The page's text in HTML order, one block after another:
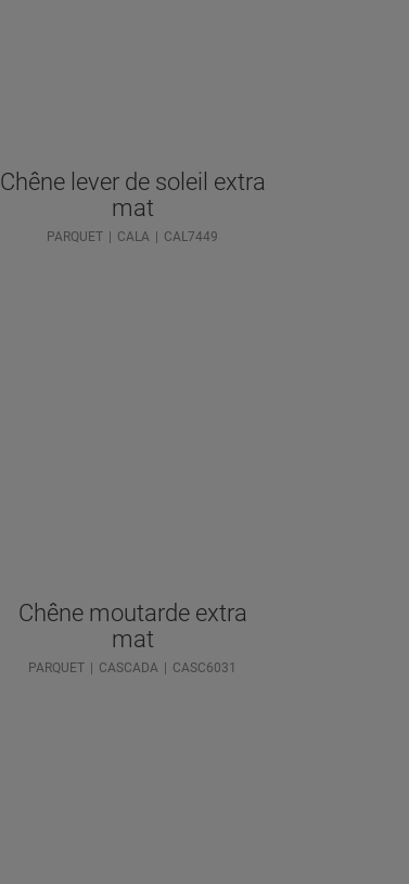
Chêne lever de soleil extra
mat
PARQUET CALA CAL7449
Chêne moutarde extra
mat
PARQUET CASCADA CASC6031